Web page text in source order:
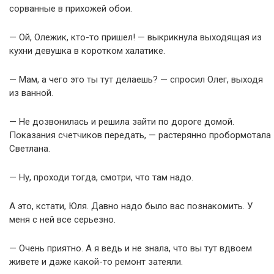
сорванные в прихожей обои.
— Ой, Олежик, кто-то пришел! — выкрикнула выходящая из
кухни девушка в коротком халатике.
— Мам, а чего это ты тут делаешь? — спросил Олег, выходя
из ванной.
— Не дозвонилась и решила зайти по дороге домой.
Показания счетчиков передать, — растерянно пробормотала
Светлана.
— Ну, проходи тогда, смотри, что там надо.
А это, кстати, Юля. Давно надо было вас познакомить. У
меня с ней все серьезно.
— Очень приятно. А я ведь и не знала, что вы тут вдвоем
живете и даже какой-то ремонт затеяли.